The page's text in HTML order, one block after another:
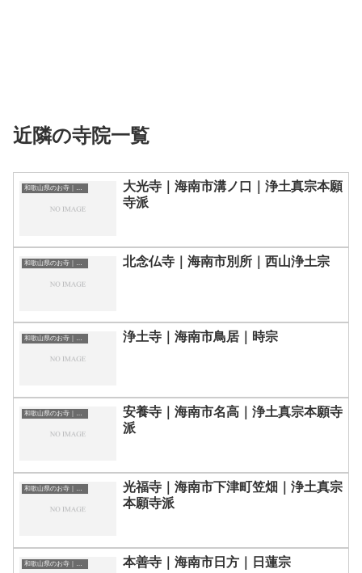
近隣の寺院一覧
和歌山県のお寺｜寺院一覧
大光寺｜海南市溝ノ口｜浄土真宗本願
寺派
和歌山県のお寺｜寺院一覧 北念仏寺｜海南市別所｜西山浄土宗
和歌山県のお寺｜寺院一覧 浄土寺｜海南市鳥居｜時宗
安養寺｜海南市名高｜浄土真宗本願寺
派
光福寺｜海南市下津町笠畑｜浄土真宗
本願寺派
本善寺｜海南市日方｜日蓮宗